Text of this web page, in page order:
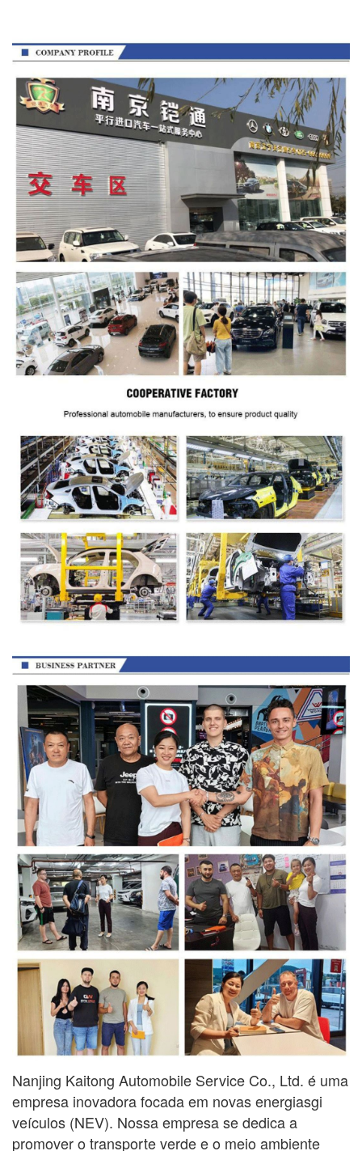
Nanjing Kaitong Automobile Service Co., Ltd. é uma
empresa inovadora focada em novas energiasgi
veículos (NEV). Nossa empresa se dedica a
promover o transporte verde e o meio ambiente